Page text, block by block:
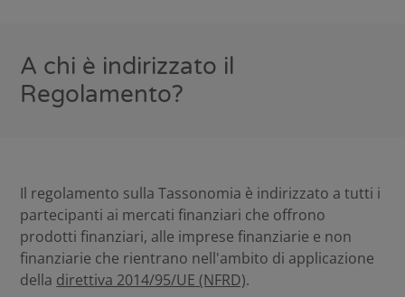
A chi è indirizzato il
Regolamento?
Il regolamento sulla Tassonomia è indirizzato a tutti i
partecipanti ai mercati finanziari che offrono
prodotti finanziari, alle imprese finanziarie e non
finanziarie che rientrano nell'ambito di applicazione
della direttiva 2014/95/UE (NFRD).